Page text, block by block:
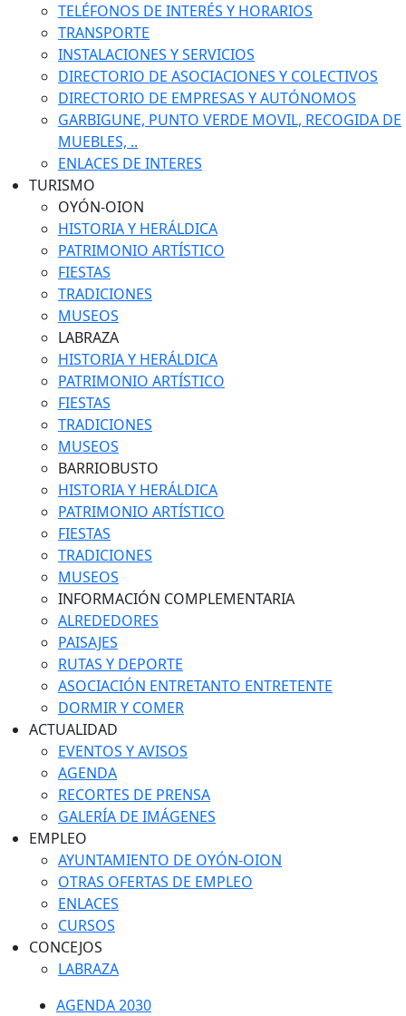
TELÉFONOS DE INTERÉS Y HORARIOS
TRANSPORTE
INSTALACIONES Y SERVICIOS
DIRECTORIO DE ASOCIACIONES Y COLECTIVOS
DIRECTORIO DE EMPRESAS Y AUTÓNOMOS
GARBIGUNE, PUNTO VERDE MOVIL, RECOGIDA DE
MUEBLES, ..
ENLACES DE INTERES
TURISMO
OYÓN-OION
HISTORIA Y HERÁLDICA
PATRIMONIO ARTÍSTICO
FIESTAS
TRADICIONES
MUSEOS
LABRAZA
HISTORIA Y HERÁLDICA
PATRIMONIO ARTÍSTICO
FIESTAS
TRADICIONES
MUSEOS
BARRIOBUSTO
HISTORIA Y HERÁLDICA
PATRIMONIO ARTÍSTICO
FIESTAS
TRADICIONES
MUSEOS
INFORMACIÓN COMPLEMENTARIA
ALREDEDORES
PAISAJES
RUTAS Y DEPORTE
ASOCIACIÓN ENTRETANTO ENTRETENTE
DORMIR Y COMER
ACTUALIDAD
EVENTOS Y AVISOS
AGENDA
RECORTES DE PRENSA
GALERÍA DE IMÁGENES
EMPLEO
AYUNTAMIENTO DE OYÓN-OION
OTRAS OFERTAS DE EMPLEO
ENLACES
CURSOS
CONCEJOS
LABRAZA
AGENDA 2030